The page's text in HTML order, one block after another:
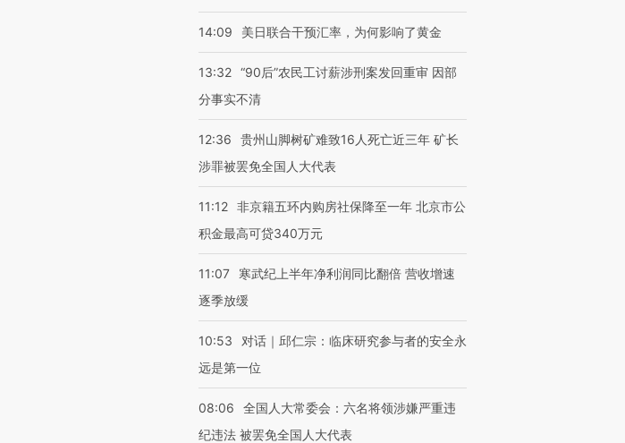
14:09 美日联合干预汇率，为何影响了黄金
13:32 “90后”农民工讨薪涉刑案发回重审 因部
分事实不清
12:36
贵州山脚树矿难致16人死亡近三年 矿长
涉罪被罢免全国人大代表
11:12 非京籍五环内购房社保降至一年 北京市公
积金最高可贷340万元
11:07
寒武纪上半年净利润同比翻倍 营收增速
逐季放缓
10:53
对话｜邱仁宗：临床研究参与者的安全永
远是第一位
08:06
全国人大常委会：六名将领涉嫌严重违
纪违法 被罢免全国人大代表